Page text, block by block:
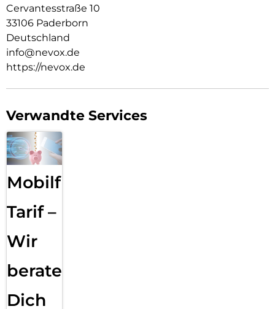
Cervantesstraße 10
33106 Paderborn
Deutschland
info@nevox.de
https://nevox.de
Verwandte Services
Mobilfunk
Tarif –
Wir
beraten
Dich